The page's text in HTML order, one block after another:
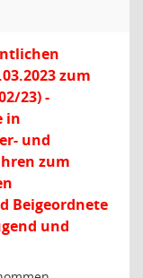
zum
23) -
in
und
zum
Beigeordnete
und